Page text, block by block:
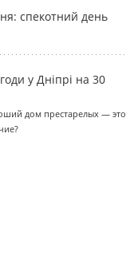
спекотний день
у Дніпрі на 30
дом престарелых — это